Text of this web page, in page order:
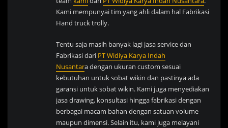
Kami mempunyai tim yang ahli dalam hal Fabrikasi
Hand truck trolly.
Tentu saja masih banyak lagi jasa service dan
Fabrikasi dari PT Widiya Karya Indah
Nusantara dengan ukuran custom sesuai
kebutuhan untuk sobat wikin dan pastinya ada
garansi untuk sobat wikin. Kami juga menyediakan
jasa drawing, konsultasi hingga fabrikasi dengan
berbagai macam bahan dengan satuan volume
maupun dimensi. Selain itu, kami juga melayani